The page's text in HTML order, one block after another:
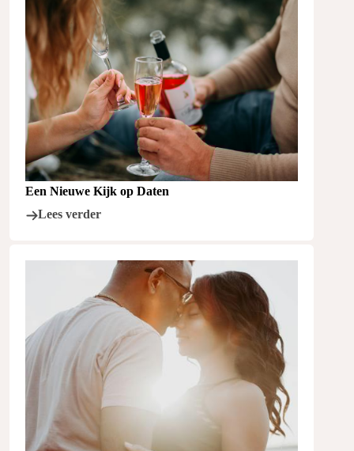
Een Nieuwe Kijk op Daten
Lees verder